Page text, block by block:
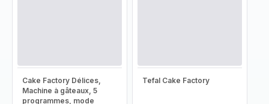
Cake Factory Délices,
Machine à gâteaux, 5
programmes, mode
Tefal Cake Factory